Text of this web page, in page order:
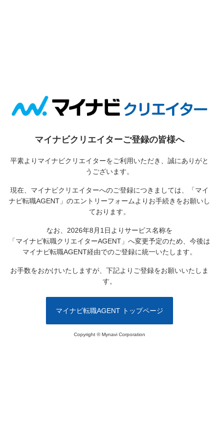
マイナビクリエイターご登録の皆様へ
平素よりマイナビクリエイターをご利用いただき、誠にありがと
うございます。
現在、マイナビクリエイターへのご登録につきましては、
「マイ
ナビ転職AGENT」のエントリーフォームよりお手続きをお願いし
ております。
なお、2026年8月1日よりサービス名称を
「マイナビ転職クリエイターAGENT」へ変更予定のため、 今後は
マイナビ転職AGENT経由でのご登録に統一いたします。
お手数をおかけいたしますが、下記よりご登録をお願いいたしま
す。
マイナビ転職AGENT トップページ
Copyright © Mynavi Corporation